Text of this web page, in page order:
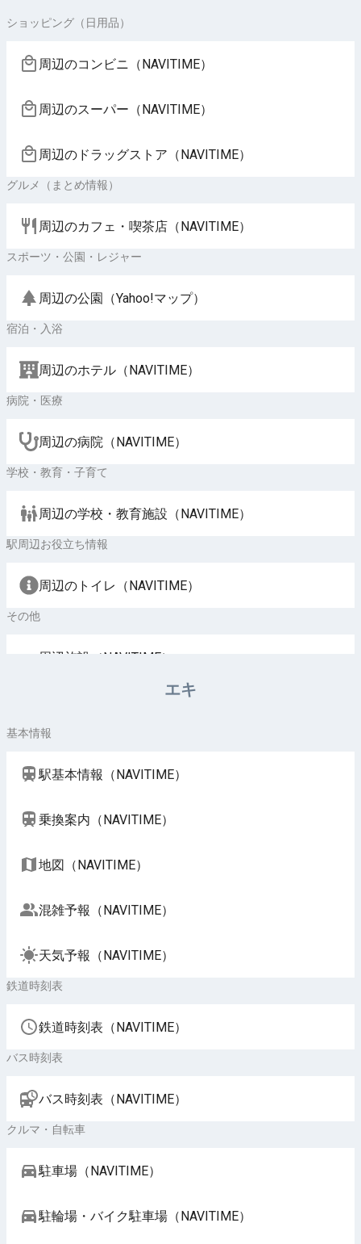
ショッピング（日用品）
周辺のコンビニ（NAVITIME）
周辺のスーパー（NAVITIME）
周辺のドラッグストア（NAVITIME）
グルメ（まとめ情報）
周辺のカフェ・喫茶店（NAVITIME）
スポーツ・公園・レジャー
周辺の公園（Yahoo!マップ）
宿泊・入浴
周辺のホテル（NAVITIME）
病院・医療
周辺の病院（NAVITIME）
学校・教育・子育て
周辺の学校・教育施設（NAVITIME）
駅周辺お役立ち情報
周辺のトイレ（NAVITIME）
その他
周辺施設（NAVITIME）
エキ
基本情報
駅基本情報（NAVITIME）
乗換案内（NAVITIME）
地図（NAVITIME）
混雑予報（NAVITIME）
天気予報（NAVITIME）
鉄道時刻表
鉄道時刻表（NAVITIME）
バス時刻表
バス時刻表（NAVITIME）
クルマ・自転車
駐車場（NAVITIME）
駐輪場・バイク駐車場（NAVITIME）